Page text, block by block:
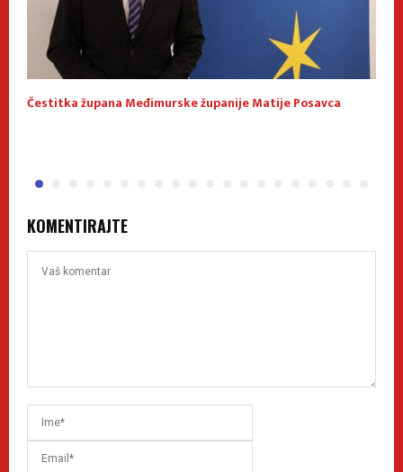
Čestitka župana Međimurske županije Matije Posavca
KOMENTIRAJTE